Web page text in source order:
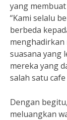
yang
“Kami selalu
berbeda
menghadirkan
suasana yang
mereka yang
salah satu
Dengan
meluangkan